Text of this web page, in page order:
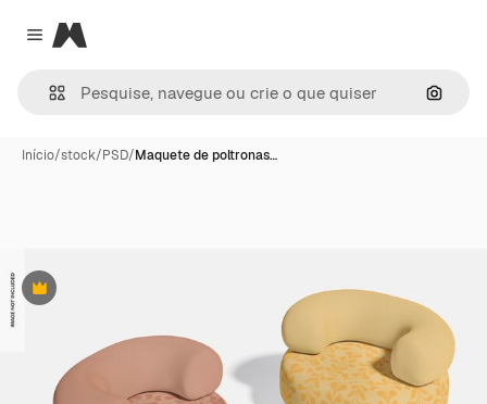
Close menu
Magnific
Início/stock/PSD/Maquete de poltronas…
Premium